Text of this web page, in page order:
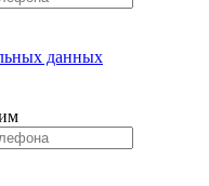
данных